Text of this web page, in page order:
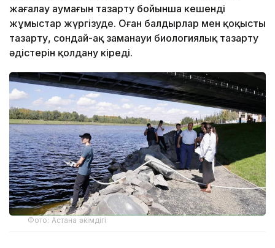
жағалау аумағын тазарту бойынша кешенді
жұмыстар жүргізуде. Оған балдырлар мен қоқысты
тазарту, сондай-ақ заманауи биологиялық тазарту
әдістерін қолдану кіреді.
Фото: Астана әкімдігі